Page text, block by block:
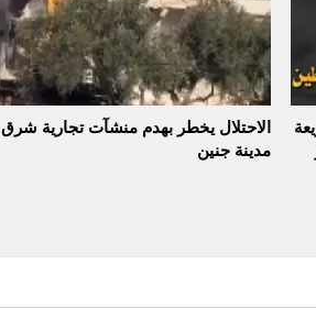
الاحتلال يخطر بهدم منشآت تجارية شرق
مدينة جنين